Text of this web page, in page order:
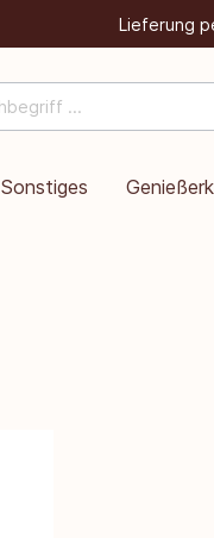
Lieferung
Sonstiges